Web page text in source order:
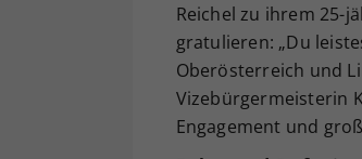
Reichel zu ihrem 25-
gratulieren: „Du
Oberösterreich und
Vizebürgermeisterin
Engagement und